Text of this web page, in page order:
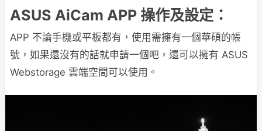
ASUS AiCam APP 操作及設定：
APP 不論手機或平板都有，使用需擁有一個華碩的帳
號，如果還沒有的話就申請一個吧，還可以擁有 ASUS
Webstorage 雲端空間可以使用。